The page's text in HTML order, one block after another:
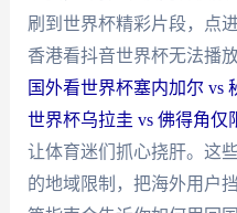
刷到世界杯精彩片段，点
香港看抖音世界杯无法播
国外看世界杯塞内加尔 vs
世界杯乌拉圭 vs 佛得角仅
让体育迷们抓心挠肝。这
的地域限制，把海外用户